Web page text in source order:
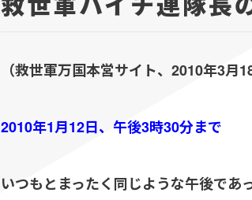
（救世軍万国本営サイト、2010年3月
2010年1月12日、午後3時30分まで
いつもとまったく同じような午後であ